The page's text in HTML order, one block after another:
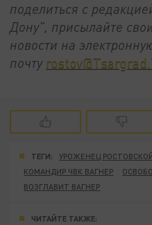
поделиться с
Дону", присылайте
новости на
почту
ТЕГИ: УРОЖЕНЕЦ
КОМАНДИР ЧВК ВАГНЕР
ВОЗГЛАВИТ ВАГНЕР
ЧИТАЙТЕ ТАКЖЕ: